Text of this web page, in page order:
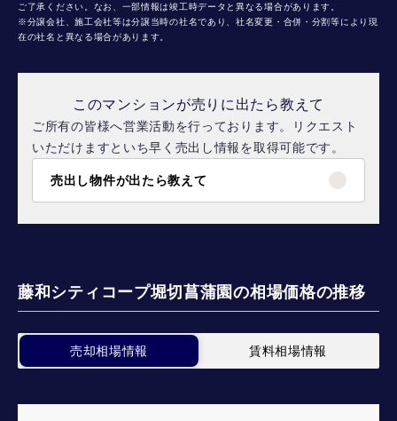
ご了承ください。なお、一部情報は竣工時データと異なる場合があります。
※分譲会社、施工会社等は分譲当時の社名であり、社名変更・合併・分割等により現
在の社名と異なる場合があります。
このマンションが売りに出たら教えて
ご所有の皆様へ営業活動を行っております。リクエスト
いただけますといち早く売出し情報を取得可能です。
売出し物件が出たら教えて
藤和シティコープ堀切菖蒲園の相場価格の推移
売却相場情報 賃料相場情報